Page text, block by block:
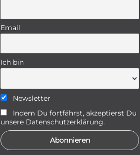
Email
Ich bin
Newsletter
Indem Du fortfährst, akzeptierst Du
unsere Datenschutzerklärung.